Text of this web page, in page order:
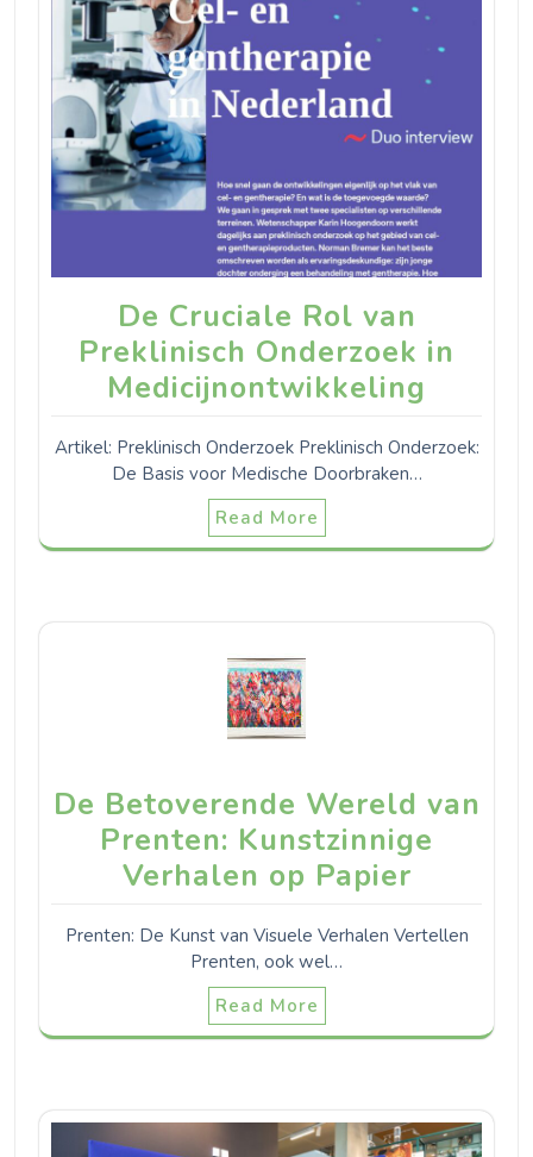
De Cruciale Rol van
Preklinisch Onderzoek in
Medicijnontwikkeling
Artikel: Preklinisch Onderzoek Preklinisch Onderzoek:
De Basis voor Medische Doorbraken…
Read More
De Betoverende Wereld van
Prenten: Kunstzinnige
Verhalen op Papier
Prenten: De Kunst van Visuele Verhalen Vertellen
Prenten, ook wel…
Read More